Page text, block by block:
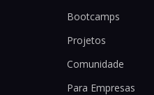
Bootcamps
Projetos
Comunidade
Para Empresas